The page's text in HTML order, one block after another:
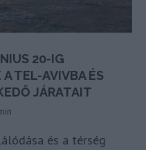
20-IG
TEL-AVIVBA ÉS
JÁRATAIT
és a térség